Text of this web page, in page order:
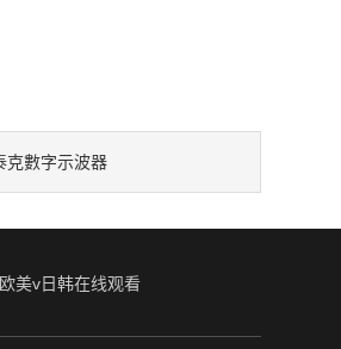
克數字示波器
美v日韩在线观看